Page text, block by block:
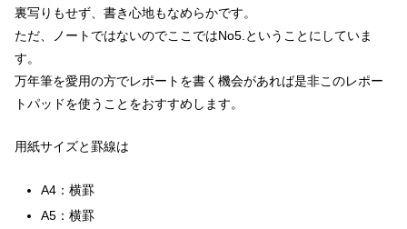
裏写りもせず、書き心地もなめらかです。
ただ、ノートではないのでここではNo5.ということにしていま
す。
万年筆を愛用の方でレポートを書く機会があれば是非このレポー
トパッドを使うことをおすすめします。
用紙サイズと罫線は
A4：横罫
A5：横罫